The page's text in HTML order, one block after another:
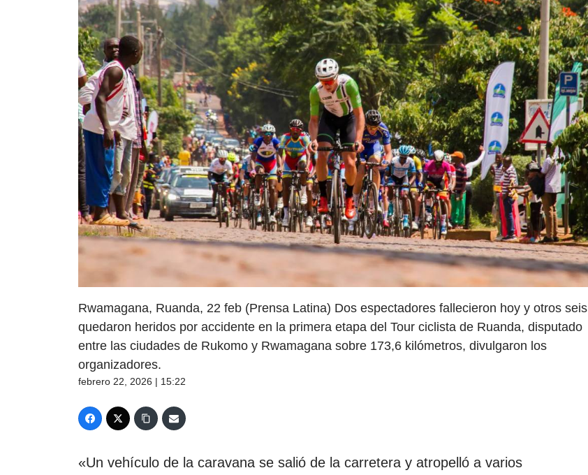
Rwamagana, Ruanda, 22 feb (Prensa Latina) Dos espectadores fallecieron hoy y otros seis
quedaron heridos por accidente en la primera etapa del Tour ciclista de Ruanda, disputado
entre las ciudades de Rukomo y Rwamagana sobre 173,6 kilómetros, divulgaron los
organizadores.
febrero 22, 2026 | 15:22
«Un vehículo de la caravana se salió de la carretera y atropelló a varios